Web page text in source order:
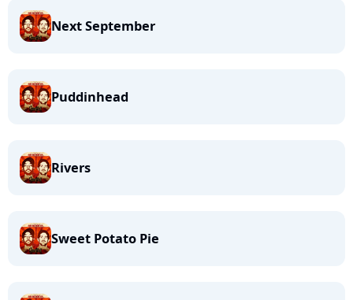
Next September
Puddinhead
Rivers
Sweet Potato Pie